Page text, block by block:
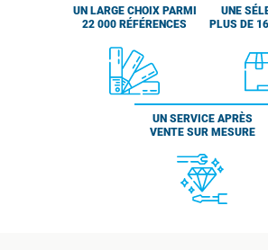
UN LARGE CHOIX PARMI
22 000 RÉFÉRENCES
UNE
PLUS DE
UN SERVICE APRÈS
VENTE SUR MESURE